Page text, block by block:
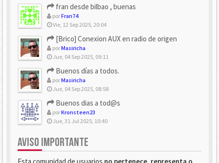
fran desde bilbao , buenas
porFran74
Vie, 12 Sep 2025, 20:04
[Brico] Conexion AUX en radio de origen
porMasiricha
Jue, 04 Sep 2025, 09:11
Buenos días a todos.
porMasiricha
Jue, 04 Sep 2025, 08:58
Buenos dias a tod@s
porKronsteen23
Jue, 31 Jul 2025, 10:40
AVISO IMPORTANTE